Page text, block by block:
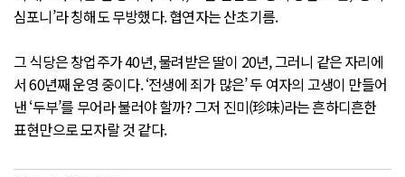
심포니’라 칭해도 무방했다. 협연자는 산초기름.
그 식당은 창업주가 40년, 물려받은 딸이 20년, 그러니 같은 자리에
서 60년째 운영 중이다. ‘전생에 죄가 많은’ 두 여자의 고생이 만들어
낸 ‘두부’를 무어라 불러야 할까? 그저 진미(珍味)라는 흔하디흔한
표현만으로 모자랄 것 같다.